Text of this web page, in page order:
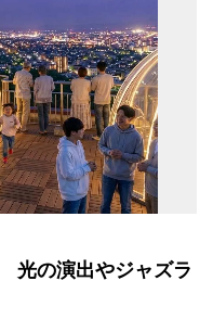
光の演出やジャズラ